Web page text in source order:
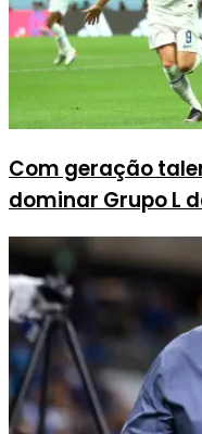
Com geração
dominar Grupo L